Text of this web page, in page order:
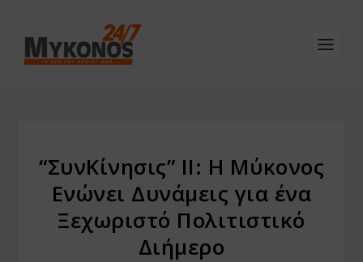
“ΣυνΚίνησις” ΙΙ: Η Μύκονος
Ενώνει Δυνάμεις για ένα
Ξεχωριστό Πολιτιστικό
Διήμερο